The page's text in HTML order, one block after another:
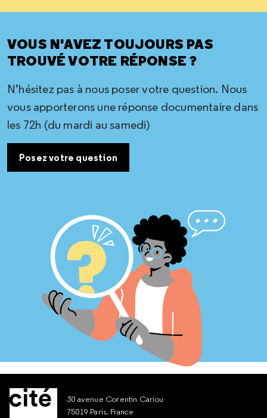
VOUS N'AVEZ TOUJOURS PAS
TROUVÉ VOTRE RÉPONSE ?
N’hésitez pas à nous poser votre question. Nous
vous apporterons une réponse documentaire dans
les 72h (du mardi au samedi)
Posez votre question
30 avenue Corentin Cariou
75019 Paris, France